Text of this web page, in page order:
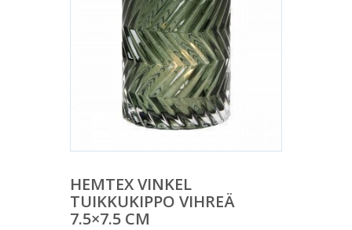
HEMTEX VINKEL
TUIKKUKIPPO VIHREÄ
7.5×7.5 CM